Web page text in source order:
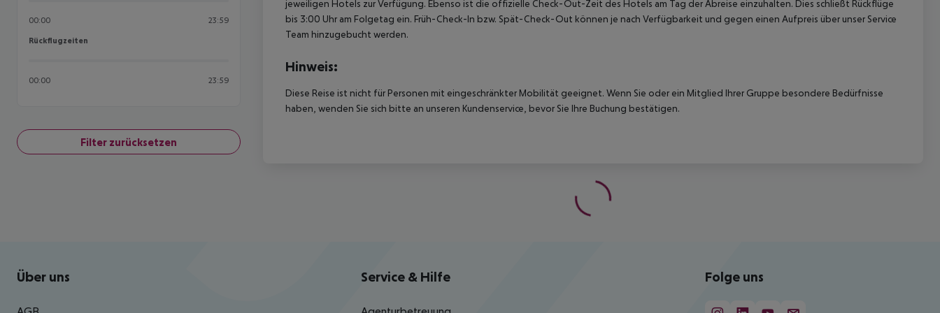
00:00 23:59
Rückflugzeiten
Rückflugzeiten
00:00 23:59
Filter zurücksetzen
jeweiligen Hotels zur Verfügung. Ebenso ist die offizielle Check-Out-Zeit des Hotels am Tag der Abreise einzuhalten. Dies schließt Rückflüge
bis 3:00 Uhr am Folgetag ein. Früh-Check-In bzw. Spät-Check-Out können je nach Verfügbarkeit und gegen einen Aufpreis über unser Service
Team hinzugebucht werden.
Hinweis:
Diese Reise ist nicht für Personen mit eingeschränkter Mobilität geeignet. Wenn Sie oder ein Mitglied Ihrer Gruppe besondere Bedürfnisse
haben, wenden Sie sich bitte an unseren Kundenservice, bevor Sie Ihre Buchung bestätigen.
Footer navigation
Über uns Service & Hilfe Folge uns